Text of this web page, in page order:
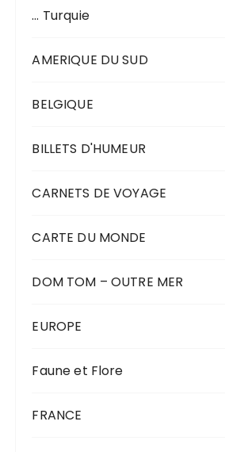
… Turquie
AMERIQUE DU SUD
BELGIQUE
BILLETS D'HUMEUR
CARNETS DE VOYAGE
CARTE DU MONDE
DOM TOM – OUTRE MER
EUROPE
Faune et Flore
FRANCE